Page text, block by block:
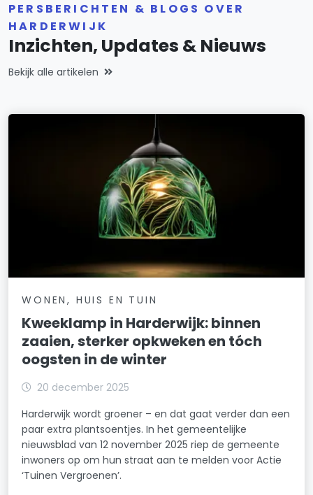
PERSBERICHTEN & BLOGS OVER
HARDERWIJK
Inzichten, Updates & Nieuws
Bekijk alle artikelen
WONEN, HUIS EN TUIN
Kweeklamp in Harderwijk: binnen
zaaien, sterker opkweken en tóch
oogsten in de winter
20 december 2025
Harderwijk wordt groener – en dat gaat verder dan een
paar extra plantsoentjes. In het gemeentelijke
nieuwsblad van 12 november 2025 riep de gemeente
inwoners op om hun straat aan te melden voor Actie
‘Tuinen Vergroenen’.